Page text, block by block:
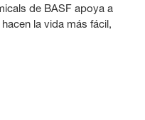
de BASF apoya a
la vida más fácil,